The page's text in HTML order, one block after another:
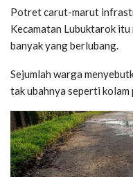
Potret carut-marut
Kecamatan Lubuktarok itu
banyak yang berlubang.
Sejumlah warga
tak ubahnya seperti kolam